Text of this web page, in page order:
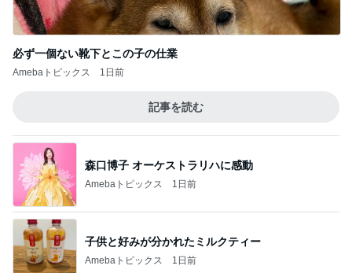
必ず一個ない靴下とこの子の仕業
Amebaトピックス 1日前
記事を読む
森口博子 オーケストラリハに感動
Amebaトピックス 1日前
子供と好みが分かれたミルクティー
Amebaトピックス 1日前